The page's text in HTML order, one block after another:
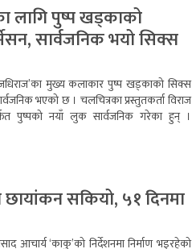
लागि पुष्प खड्काको
सार्वजनिक भयो सिक्स
मुख्य कलाकार पुष्प खड्काको सिक्स
भएको छ । चलचित्रका प्रस्तुतकर्ता विराज
पुष्पको नयाँ लुक सार्वजनिक गरेका हुन् ।
छायांकन सकियो, ५१ दिनमा
आचार्य ‘काकु’को निर्देशनमा निर्माण भइरहेको